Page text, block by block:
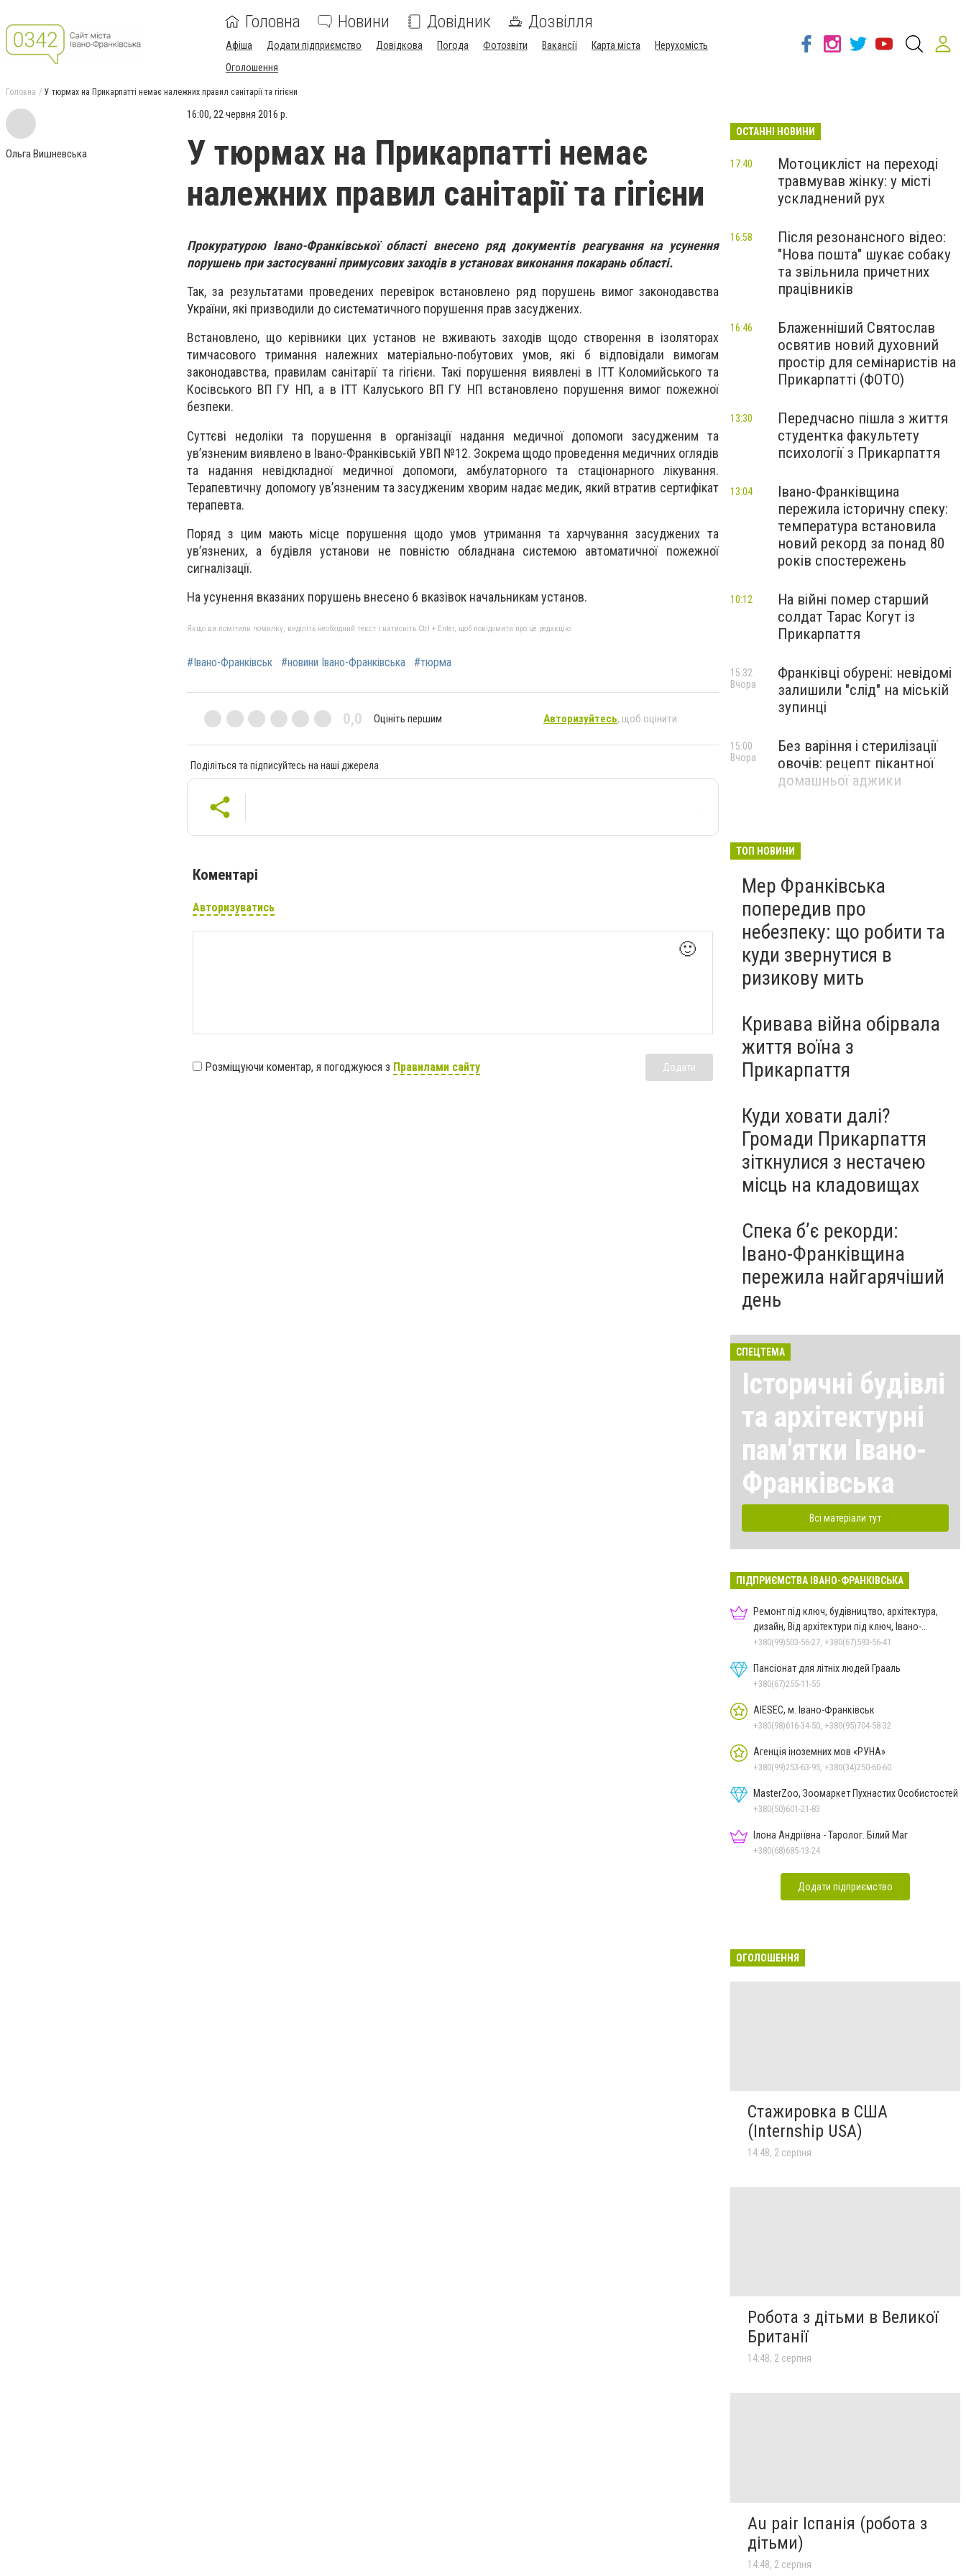
Головна Новини Довідник Дозвілля
Афіша Додати підприємство Довідкова Погода Фотозвіти Вакансії Карта міста
Нерухомість
Оголошення
Головна У тюрмах на Прикарпатті немає належних правил санітарії та гігієни
Ольга Вишневська
16:00, 22 червня 2016 р.
У тюрмах на Прикарпатті немає
належних правил санітарії та гігієни
Прокуратурою Івано-Франківської області внесено ряд документів реагування на усунення
порушень при застосуванні примусових заходів в установах виконання покарань області.
Так, за результатами проведених перевірок встановлено ряд порушень вимог законодавства
України, які призводили до систематичного порушення прав засуджених.
Встановлено, що керівники цих установ не вживають заходів щодо створення в ізоляторах
тимчасового тримання належних матеріально-побутових умов, які б відповідали вимогам
законодавства, правилам санітарії та гігієни. Такі порушення виявлені в ІТТ Коломийського та
Косівського ВП ГУ НП, а в ІТТ Калуського ВП ГУ НП встановлено порушення вимог пожежної
безпеки.
Суттєві недоліки та порушення в організації надання медичної допомоги засудженим та
ув’язненим виявлено в Івано-Франківській УВП №12. Зокрема щодо проведення медичних оглядів
та надання невідкладної медичної допомоги, амбулаторного та стаціонарного лікування.
Терапевтичну допомогу ув’язненим та засудженим хворим надає медик, який втратив сертифікат
терапевта.
Поряд з цим мають місце порушення щодо умов утримання та харчування засуджених та
ув’язнених, а будівля установи не повністю обладнана системою автоматичної пожежної
сигналізації.
На усунення вказаних порушень внесено 6 вказівок начальникам установ.
Якщо ви помітили помилку, виділіть необхідний текст і натисніть Ctrl + Enter, щоб повідомити про це редакцію
#Івано-Франківськ #новини Івано-Франківська #тюрма
0,0 Оцініть першим Авторизуйтесь, щоб оцінити
Поділіться та підписуйтесь на наші джерела
Коментарі
Авторизуватись
🙂
Розміщуючи коментар, я погоджуюся з Правилами сайту Додати
ОСТАННІ НОВИНИ
Мотоцикліст на переході
травмував жінку: у місті
ускладнений рух
17:40
Після резонансного відео:
"Нова пошта" шукає собаку
та звільнила причетних
працівників
16:58
Блаженніший Святослав
освятив новий духовний
простір для семінаристів на
Прикарпатті (ФОТО)
16:46
Передчасно пішла з життя
студентка факультету
психології з Прикарпаття
13:30
Івано-Франківщина
пережила історичну спеку:
температура встановила
новий рекорд за понад 80
років спостережень
13:04
На війні помер старший
солдат Тарас Когут із
Прикарпаття
10:12
Франківці обурені: невідомі
залишили "слід" на міській
зупинці
15:32
Вчора
Без варіння і стерилізації
овочів: рецепт пікантної
домашньої аджики
15:00
Вчора
ТОП НОВИНИ
Мер Франківська
попередив про
небезпеку: що робити та
куди звернутися в
ризикову мить
Кривава війна обірвала
життя воїна з
Прикарпаття
Куди ховати далі?
Громади Прикарпаття
зіткнулися з нестачею
місць на кладовищах
Спека б’є рекорди:
Івано-Франківщина
пережила найгарячіший
день
СПЕЦТЕМА
Історичні будівлі
та архітектурні
пам'ятки Івано-
Франківська
Всі матеріали тут
ПІДПРИЄМСТВА ІВАНО-ФРАНКІВСЬКА
Ремонт під ключ, будівництво, архітектура,
дизайн, Від архітектури під ключ, Івано-
Франківськ
+380(99)503-56-27, +380(67)593-56-41
Пансіонат для літніх людей Грааль
+380(67)255-11-55
AIESEC, м. Івано-Франківськ
+380(98)616-34-50, +380(95)704-58-32
Агенція іноземних мов «РУНА»
+380(99)253-63-95, +380(34)250-60-60
MasterZoo, Зоомаркет Пухнастих Особистостей
+380(50)601-21-83
Ілона Андріївна - Таролог. Білий Маг
+380(68)685-13-24
Додати підприємство
ОГОЛОШЕННЯ
Стажировка в США
(Internship USA)
14:48, 2 серпня
Робота з дітьми в Великої
Британії
14:48, 2 серпня
Au pair Іспанія (робота з
дітьми)
14:48, 2 серпня